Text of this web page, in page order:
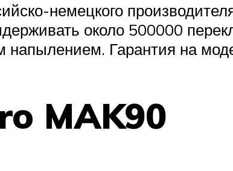
немецкого
около 500000
Гарантия на
MAK90